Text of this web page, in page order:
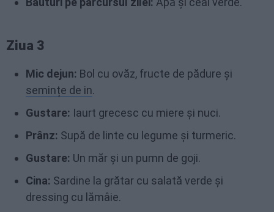
Ziua 3
Mic dejun: Bol cu ovăz, fructe de pădure și
semințe de in.
Gustare: Iaurt grecesc cu miere și nuci.
Prânz: Supă de linte cu legume și turmeric.
Gustare: Un măr și un pumn de goji.
Cina: Sardine la grătar cu salată verde și
dressing cu lămâie.